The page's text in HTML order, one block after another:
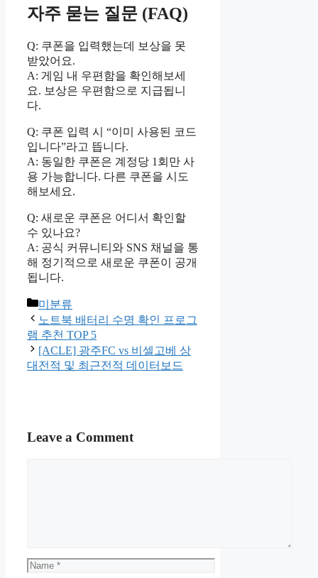
자주 묻는 질문 (FAQ)
Q: 쿠폰을 입력했는데 보상을 못
받았어요.
A: 게임 내 우편함을 확인해보세
요. 보상은 우편함으로 지급됩니
다.
Q: 쿠폰 입력 시 “이미 사용된 코드
입니다”라고 뜹니다.
A: 동일한 쿠폰은 계정당 1회만 사
용 가능합니다. 다른 쿠폰을 시도
해보세요.
Q: 새로운 쿠폰은 어디서 확인할
수 있나요?
A: 공식 커뮤니티와 SNS 채널을 통
해 정기적으로 새로운 쿠폰이 공개
됩니다.
Categories
미분류
노트북 배터리 수명 확인 프로그
램 추천 TOP 5
[ACLE] 광주FC vs 비셀고베 상
대전적 및 최근전적 데이터보드
Leave a Comment
Name